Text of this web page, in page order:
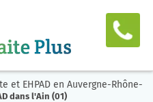
et EHPAD en Auvergne-Rhône-
dans l'Ain (01)